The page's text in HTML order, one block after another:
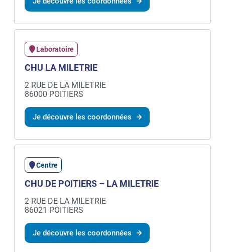
Laboratoire
CHU LA MILETRIE
2 RUE DE LA MILETRIE
86000 POITIERS
Je découvre les coordonnées
Centre
CHU DE POITIERS – LA MILETRIE
2 RUE DE LA MILETRIE
86021 POITIERS
Je découvre les coordonnées